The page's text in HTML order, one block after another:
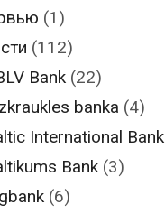
(1)
(112)
Bank (22)
banka (4)
International Bank
Bank (3)
(6)